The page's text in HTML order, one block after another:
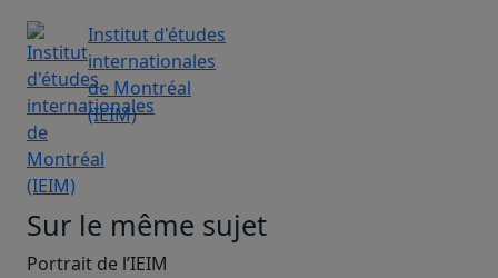
Institut d'études
internationales
de Montréal
(IEIM)
Sur le même sujet
Portrait de l’IEIM